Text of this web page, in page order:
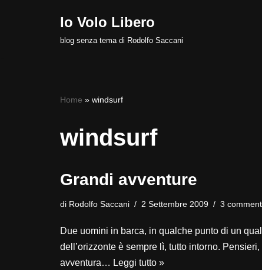
Io Volo Libero
blog senza tema di Rodolfo Saccani
Home » windsurf
windsurf
Grandi avventure
di Rodolfo Saccani 2 Settembre 2009 3
Due uomini in barca, in qualche punto di un
dell’orizzonte è sempre lì, tutto intorno.
avventura… Leggi tutto »